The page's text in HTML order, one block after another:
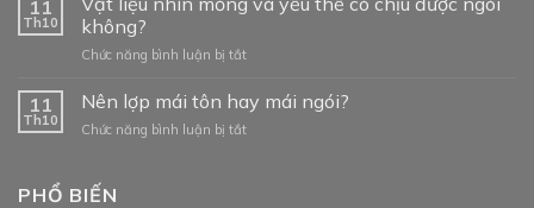
khung
thép
trọng
lượng
nhẹ
11
Th10
không?
Chức năng bình luận bị tắtở
nhìn
mỏng
11
Th10
Nên lợp mái tôn hay mái ngói?
Chức năng bình luận bị tắtở
PHỔ BIẾN